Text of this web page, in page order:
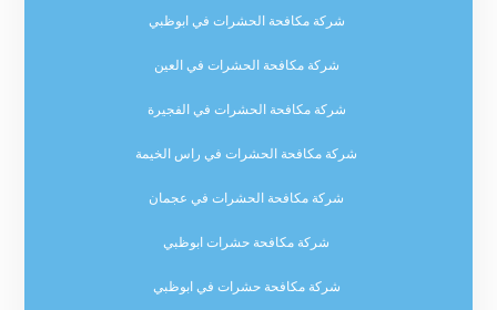
شركة مكافحة الحشرات في ابوظبي
شركة مكافحة الحشرات في العين
شركة مكافحة الحشرات في الفجيرة
شركة مكافحة الحشرات في راس الخيمة
شركة مكافحة الحشرات في عجمان
شركة مكافحة حشرات ابوظبي
شركة مكافحة حشرات في ابوظبي